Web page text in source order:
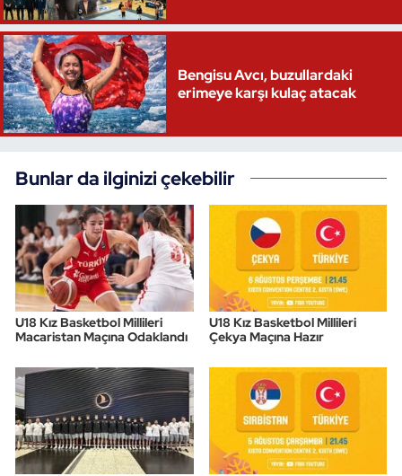
Bengisu Avcı, buzullardaki
erimeye karşı kulaç atacak
Bunlar da ilginizi çekebilir
U18 Kız Basketbol Millileri
Macaristan Maçına Odaklandı
U18 Kız Basketbol Millileri
Çekya Maçına Hazır